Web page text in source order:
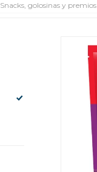
Snacks, golosinas y premios